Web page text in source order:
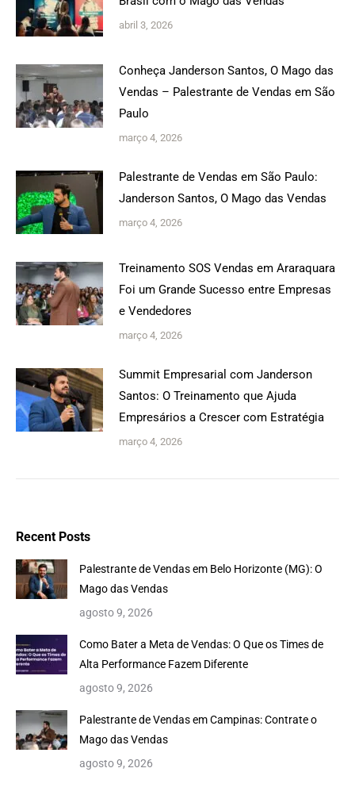
abril 3, 2026
Conheça Janderson Santos, O Mago das
Vendas – Palestrante de Vendas em São
Paulo
março 4, 2026
Palestrante de Vendas em São Paulo:
Janderson Santos, O Mago das Vendas
março 4, 2026
Treinamento SOS Vendas em Araraquara
Foi um Grande Sucesso entre Empresas
e Vendedores
março 4, 2026
Summit Empresarial com Janderson
Santos: O Treinamento que Ajuda
Empresários a Crescer com Estratégia
março 4, 2026
Recent Posts
Palestrante de Vendas em Belo Horizonte (MG): O
Mago das Vendas
agosto 9, 2026
Como Bater a Meta de Vendas: O Que os Times de
Alta Performance Fazem Diferente
agosto 9, 2026
Palestrante de Vendas em Campinas: Contrate o
Mago das Vendas
agosto 9, 2026